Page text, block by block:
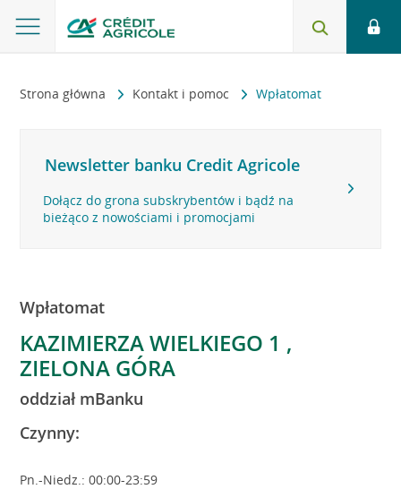
Strona główna Kontakt i pomoc Wpłatomat
Newsletter banku Credit Agricole
Dołącz do grona subskrybentów i bądź na
bieżąco z nowościami i promocjami
Wpłatomat
KAZIMIERZA WIELKIEGO 1 ,
ZIELONA GÓRA
oddział mBanku
Czynny:
Pn.-Niedz.: 00:00-23:59